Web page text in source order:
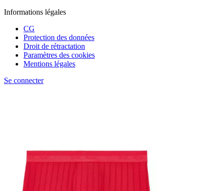
Informations légales
CG
Protection des données
Droit de rétractation
Paramètres des cookies
Mentions légales
Se connecter